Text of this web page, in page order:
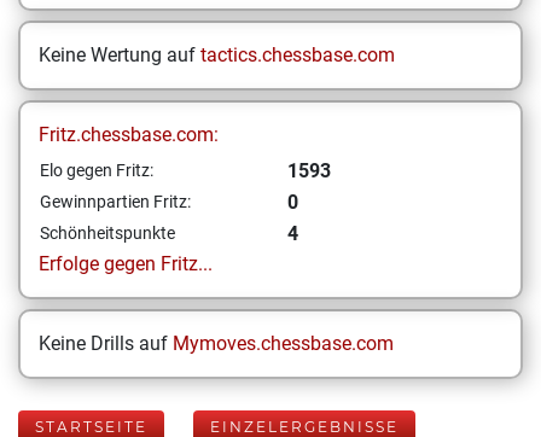
Keine Wertung auf tactics.chessbase.com
Fritz.chessbase.com:
Elo gegen Fritz: 1593
Gewinnpartien Fritz: 0
Schönheitspunkte
4
Erfolge gegen Fritz...
Keine Drills auf Mymoves.chessbase.com
STARTSEITE EINZELERGEBNISSE